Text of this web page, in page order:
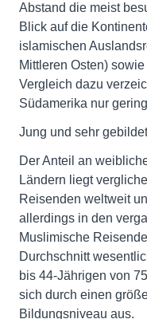
Abstand die meist
Blick auf die
islamischen
Mittleren Osten)
Vergleich dazu
Südamerika nur
Jung und sehr gebildet
Der Anteil an
Ländern liegt
Reisenden weltweit
allerdings in den
Muslimische
Durchschnitt
bis 44-Jährigen von
sich durch einen
Bildungsniveau aus.